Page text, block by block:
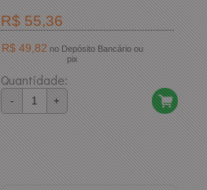
R$ 55,36
R$ 49,82 no Depósito Bancário ou
pix
Quantidade:
- +